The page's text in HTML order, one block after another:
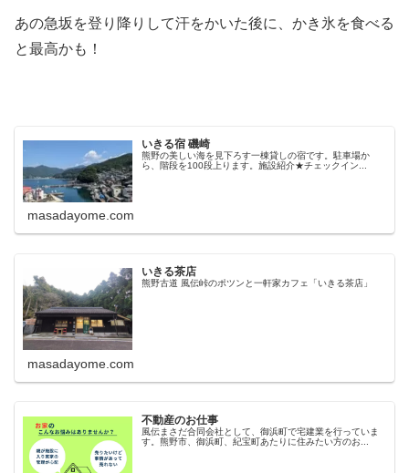
あの急坂を登り降りして汗をかいた後に、かき氷を食べる
と最高かも！
いきる宿 磯崎
熊野の美しい海を見下ろす一棟貸しの宿です。駐車場か
ら、階段を100段上ります。施設紹介★チェックイン...
masadayome.com
いきる茶店
熊野古道 風伝峠のポツンと一軒家カフェ「いきる茶店」
masadayome.com
不動産のお仕事
風伝まさだ合同会社として、御浜町で宅建業を行っていま
す。熊野市、御浜町、紀宝町あたりに住みたい方のお...